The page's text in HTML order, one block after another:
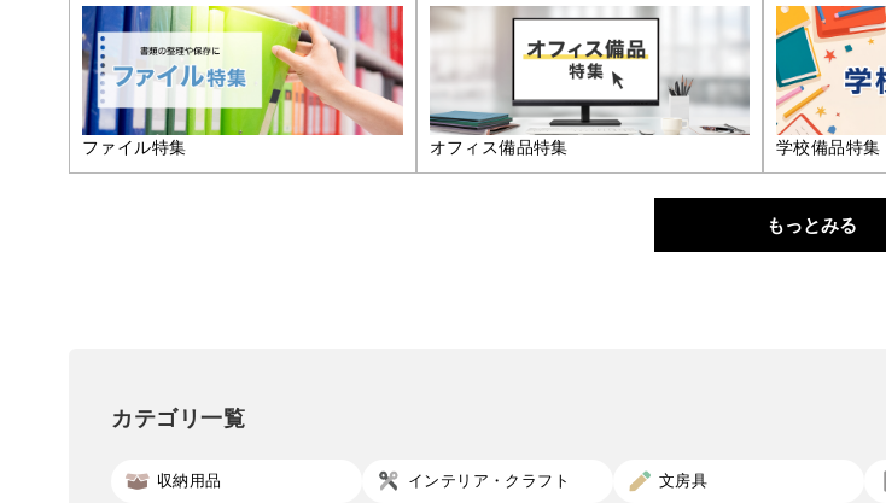
ファイル特集 オフィス備品特集 学校備品特集
もっとみる
カテゴリ一覧
収納用品 インテリア・クラフト 文房具